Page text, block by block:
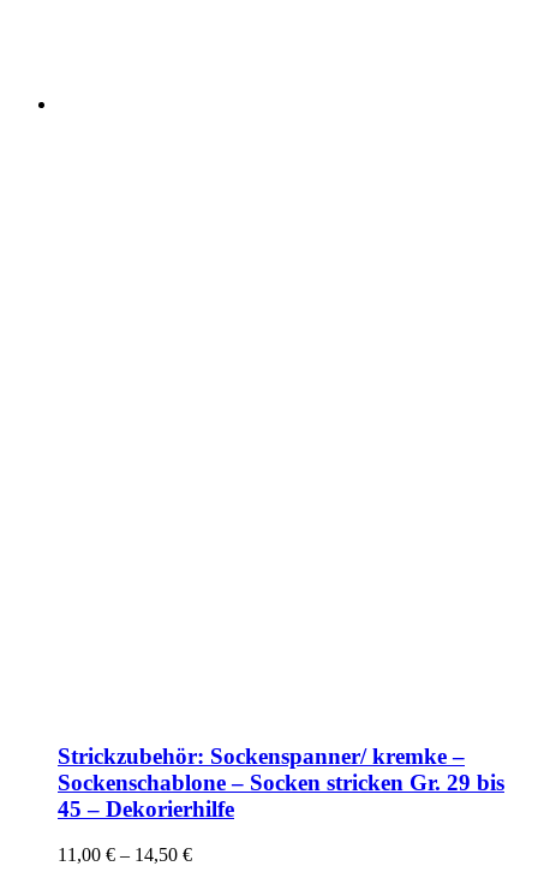
Strickzubehör: Sockenspanner/ kremke –
Sockenschablone – Socken stricken Gr. 29 bis
45 – Dekorierhilfe
11,00 € – 14,50 €